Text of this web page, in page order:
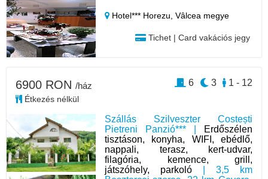
Hotel*** Horezu,Vâlcea megye
Tichet | Card vakációs jegy
Szállás Szilveszter Costești
Pietreni Panzió*** |
Erdőszélen
tisztáson, konyha, WIFI, ebédlő,
nappali, terasz, kert-udvar,
filagória, kemence, grill,
játszóhely, parkoló | 3,5 km
6900 RON /ház
Étkezés nélkül
1 - 12
3
6